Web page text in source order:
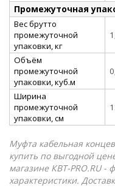
Промежуточная
Вес брутто
промежуточной
упаковки, кг
Объём
промежуточной
упаковки, куб.м
Ширина
промежуточной
упаковки, см
Муфта кабельная
купить по выгодной
магазине КВТ-PRO.RU -
характеристики.